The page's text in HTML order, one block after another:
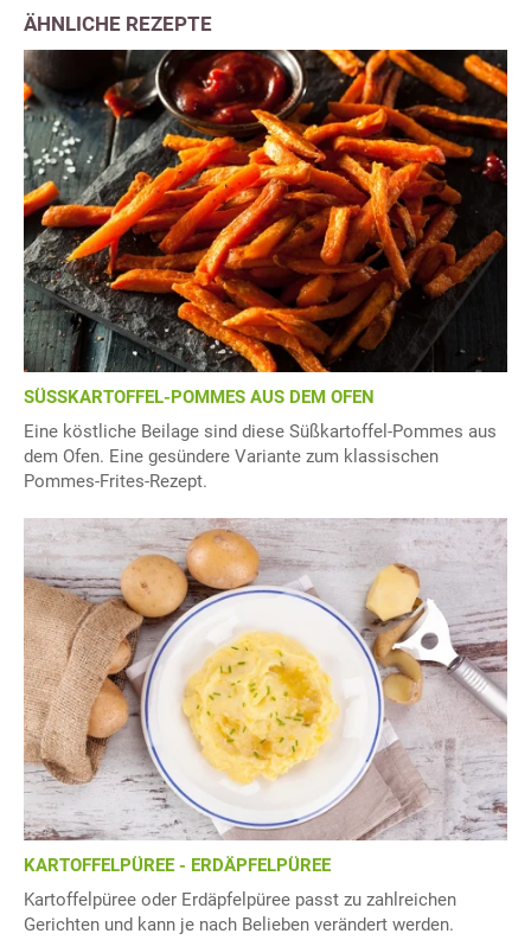
ÄHNLICHE REZEPTE
SÜSSKARTOFFEL-POMMES AUS DEM OFEN
Eine köstliche Beilage sind diese Süßkartoffel-Pommes aus
dem Ofen. Eine gesündere Variante zum klassischen
Pommes-Frites-Rezept.
KARTOFFELPÜREE - ERDÄPFELPÜREE
Kartoffelpüree oder Erdäpfelpüree passt zu zahlreichen
Gerichten und kann je nach Belieben verändert werden.